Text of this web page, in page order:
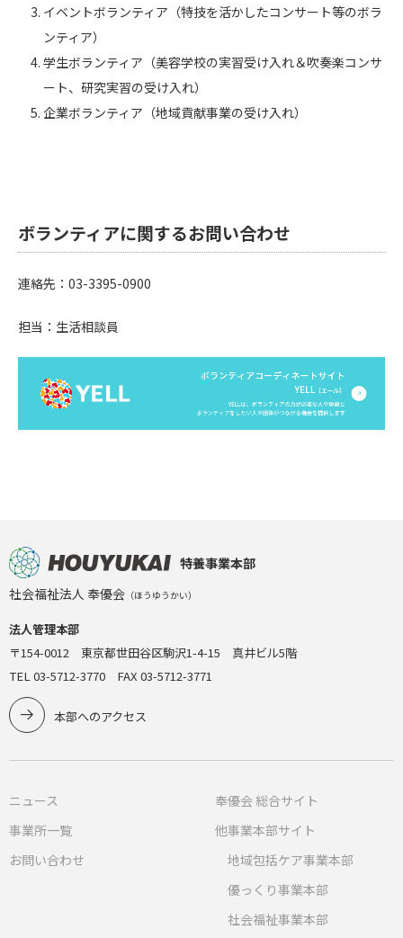
イベントボランティア（特技を活かしたコンサート等のボラ
ンティア）
学生ボランティア（美容学校の実習受け入れ＆吹奏楽コンサ
ート、研究実習の受け入れ）
企業ボランティア（地域貢献事業の受け入れ）
ボランティアに関するお問い合わせ
連絡先：03-3395-0900
担当：生活相談員
特養事業本部
社会福祉法人 奉優会 （ほうゆうかい）
法人管理本部
〒154-0012 東京都世田谷区駒沢1-4-15 真井ビル5階
TEL 03-5712-3770 FAX 03-5712-3771
本部へのアクセス
ニュース
事業所一覧
お問い合わせ
奉優会 総合サイト
他事業本部サイト
地域包括ケア事業本部
優っくり事業本部
社会福祉事業本部